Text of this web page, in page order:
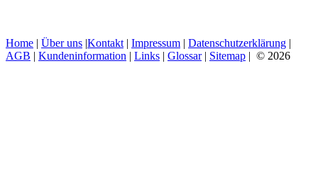
Home | Über uns |Kontakt | Impressum | Datenschutzerklärung |
AGB | Kundeninformation | Links | Glossar| Sitemap | © 2026